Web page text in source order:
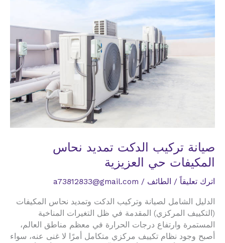
المكيفات
حي
الريان
صيانة تركيب الدكت تمديد نحاس
المكيفات حي العزيزية
اترك تعليقاً / الطائف /
a73812833@gmail.com
الدليل الشامل لصيانة وتركيب الدكت وتمديد نحاس المكيفات
(التكييف المركزي) المقدمة في ظل التغيرات المناخية
المستمرة وارتفاع درجات الحرارة في معظم مناطق العالم،
أصبح وجود نظام تكييف مركزي متكامل أمرًا لا غنى عنه، سواء